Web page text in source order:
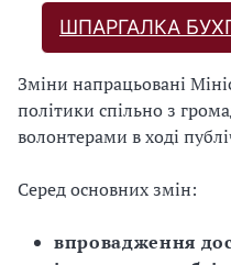
ШПАРГАЛКА
Зміни напрацьовані
політики спільно з
волонтерами в ході
Серед основних змін:
впровадження